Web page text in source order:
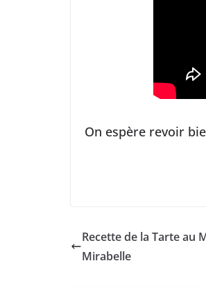
On espère revoir
Recette de la Tarte au
Mirabelle